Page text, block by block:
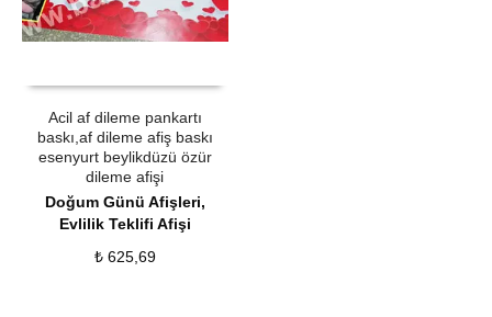
Acil af dileme pankartı
baskı,af dileme afiş baskı
esenyurt beylikdüzü özür
dileme afişi
Doğum Günü Afişleri,
Evlilik Teklifi Afişi
₺625,69